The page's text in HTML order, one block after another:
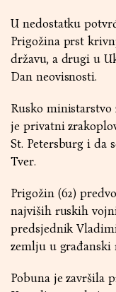
U nedostatku
Prigožina prst
državu, a drugi u
Dan neovisnosti.
Rusko
je privatni
St. Petersburg i da
Tver.
Prigožin (62)
najviših ruskih
predsjednik
zemlju u građanski
Pobuna je završila